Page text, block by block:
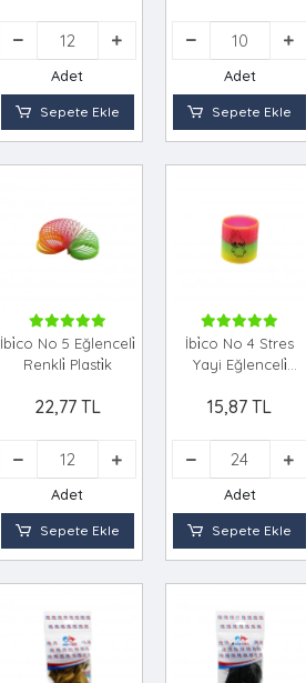
Adet
Sepete Ekle
Adet
Sepete Ekle
İbi̇co No 5 Eğlenceli̇
Renkli̇ Plasti̇k
22,77 TL
Adet
Sepete Ekle
İbi̇co No 4 Stres
Yayi Eğlenceli̇
15,87 TL
Adet
Sepete Ekle